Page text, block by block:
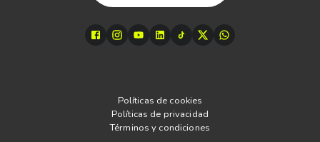
Políticas de cookies
Políticas de privacidad
Términos y condiciones